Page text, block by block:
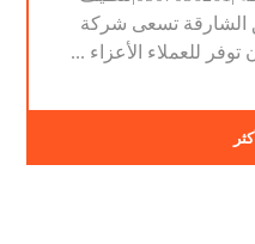
الشارقة تسعى شركة
للعملاء الأعزاء ...